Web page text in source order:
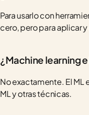
Para usarlo con
cero, pero para aplicar
¿Machine learning
No exactamente. El ML
ML y otras técnicas.